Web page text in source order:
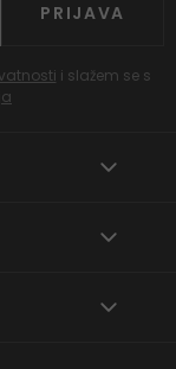
PRIJAVA
i slažem se s